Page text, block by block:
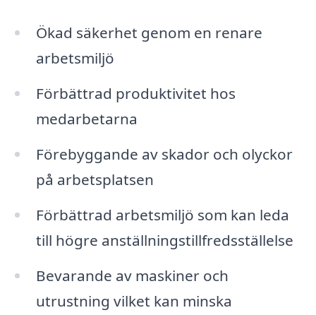
Ökad säkerhet genom en renare
arbetsmiljö
Förbättrad produktivitet hos
medarbetarna
Förebyggande av skador och olyckor
på arbetsplatsen
Förbättrad arbetsmiljö som kan leda
till högre anställningstillfredsställelse
Bevarande av maskiner och
utrustning vilket kan minska